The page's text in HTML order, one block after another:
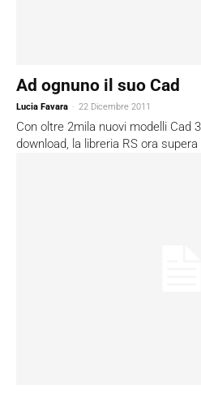
Ad ognuno il suo Cad
Lucia Favara - 22 Dicembre 2011
Con oltre 2mila nuovi modelli Cad
download, la libreria RS ora